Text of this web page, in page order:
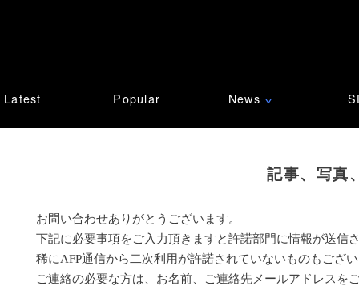
Latest Popular News ∨
記事、写真
お問い合わせありがとうございます。
下記に必要事項をご入力頂きますと許諾部門に情報が送信
稀にAFP通信から二次利用が許諾されていないものもござ
ご連絡の必要な方は、お名前、ご連絡先メールアドレスを